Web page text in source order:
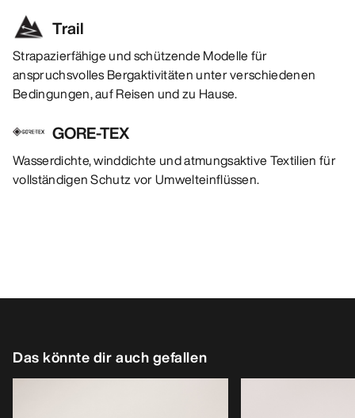
Trail
Strapazierfähige und schützende Modelle für
anspruchsvolles Bergaktivitäten unter verschiedenen
Bedingungen, auf Reisen und zu Hause.
GORE-TEX
Wasserdichte, winddichte und atmungsaktive Textilien für
vollständigen Schutz vor Umwelteinflüssen.
Das könnte dir auch gefallen